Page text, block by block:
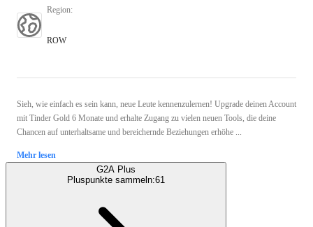
Region:
ROW
Sieh, wie einfach es sein kann, neue Leute kennenzulernen! Upgrade deinen Account
mit Tinder Gold 6 Monate und erhalte Zugang zu vielen neuen Tools, die deine
Chancen auf unterhaltsame und bereichernde Beziehungen erhöhe ...
Mehr lesen
G2A Plus
Pluspunkte sammeln:61